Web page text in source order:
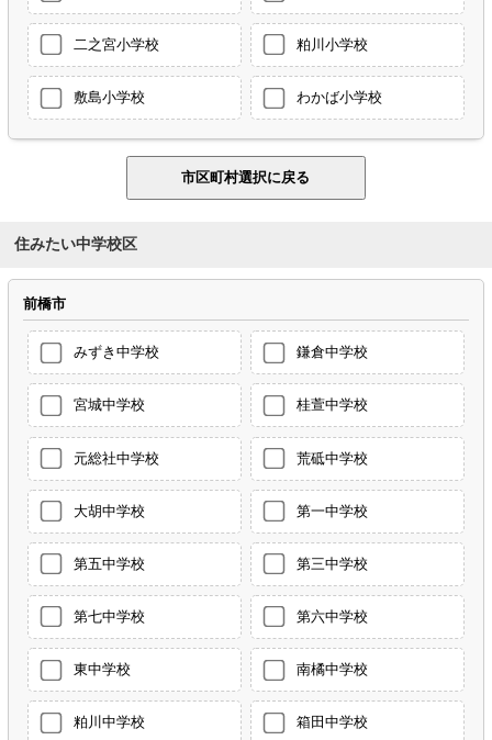
二之宮小学校 粕川小学校
敷島小学校 わかば小学校
住みたい中学校区
前橋市
みずき中学校 鎌倉中学校
宮城中学校 桂萱中学校
元総社中学校 荒砥中学校
大胡中学校 第一中学校
第五中学校 第三中学校
第七中学校 第六中学校
東中学校 南橘中学校
粕川中学校 箱田中学校